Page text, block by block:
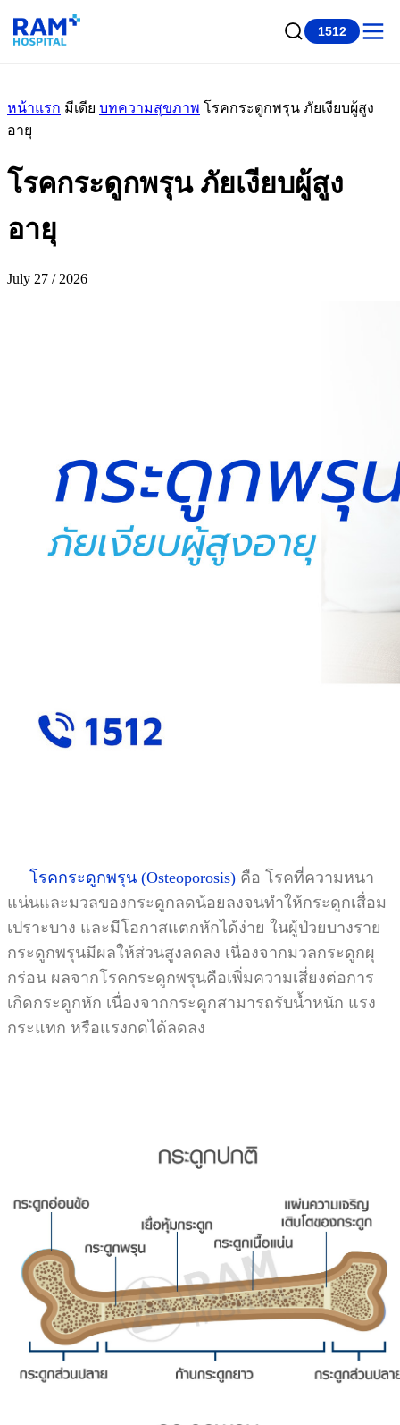
1512
หน้าแรก มีเดีย บทความสุขภาพ โรคกระดูกพรุน ภัยเงียบผู้สูง
อายุ
โรคกระดูกพรุน ภัยเงียบผู้สูง
อายุ
July 27 / 2026
โรคกระดูกพรุน (Osteoporosis) คือ โรคที่ความหนา
แน่นและมวลของกระดูกลดน้อยลงจนทำให้กระดูกเสื่อม
เปราะบาง และมีโอกาสแตกหักได้ง่าย ในผู้ป่วยบางราย
กระดูกพรุนมีผลให้ส่วนสูงลดลง เนื่องจากมวลกระดูกผุ
กร่อน ผลจากโรคกระดูกพรุนคือเพิ่มความเสี่ยงต่อการ
เกิดกระดูกหัก เนื่องจากกระดูกสามารถรับน้ำหนัก แรง
กระแทก หรือแรงกดได้ลดลง